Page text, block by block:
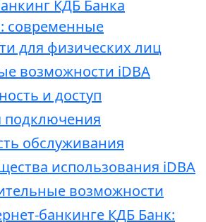
КДБ Банка
современные
для физических лиц
возможности iDBA
и доступ
подключения
обслуживания
использования iDBA
возможности
банкинге КДБ Банк: